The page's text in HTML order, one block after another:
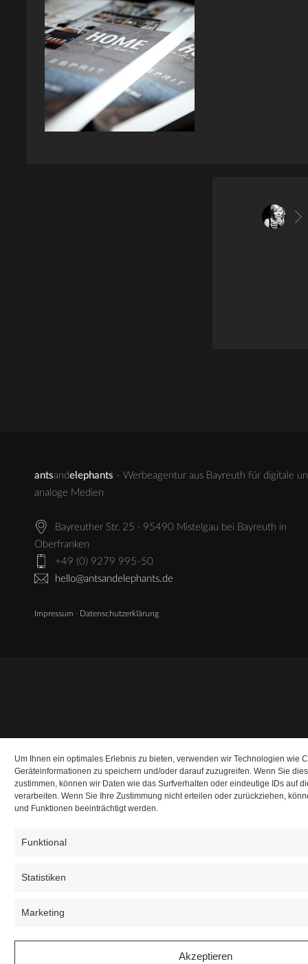
Um Ihnen ein optimales Erlebnis zu bieten, verwenden wir Technologien wie
Geräteinformationen zu speichern und/oder darauf zuzugreifen. Wenn Sie
zustimmen, können wir Daten wie das Surfverhalten oder eindeutige IDs auf
verarbeiten. Wenn Sie Ihre Zustimmung nicht erteilen oder zurückziehen,
und Funktionen beeinträchtigt werden.
Funktional
Statistiken
Marketing
Akzeptieren
antsandelephants - Werbeagentur aus Bayreuth für digitale
analoge Medien
Bayreuther Str. 25 · 95490 Mistelgau bei Bayreuth in
Oberfranken
+49 (0) 9279 995-50
hello@antsandelephants.de
Impressum · Datenschutzerklärung